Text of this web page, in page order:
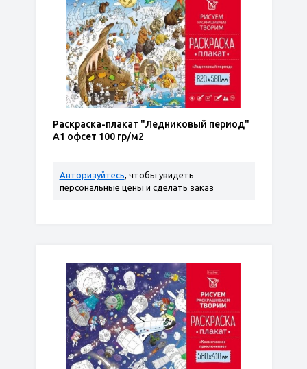
Раскраска-плакат "Ледниковый период"
А1 офсет 100 гр/м2
Авторизуйтесь, чтобы увидеть
персональные цены и сделать заказ